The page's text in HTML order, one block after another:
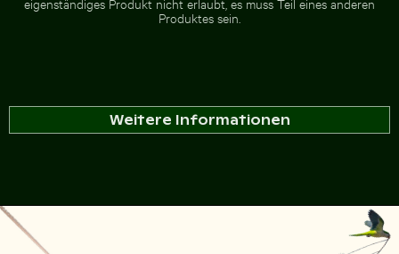
Produktes sein.
Weitere Informationen